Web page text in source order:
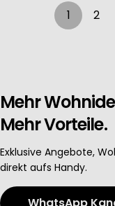
1 2
Mehr
Mehr Vorteile.
Exklusive Angebote,
direkt aufs Handy.